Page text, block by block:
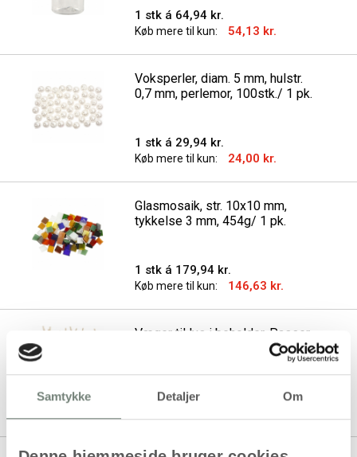
Samtykke Detaljer Om
1 stk á 64,94 kr.
Køb mere til kun: 54,13 kr.
Voksperler, diam. 5 mm, hulstr.
0,7 mm, perlemor, 100stk./ 1 pk.
1 stk á 29,94 kr.
Køb mere til kun: 24,00 kr.
Glasmosaik, str. 10x10 mm,
tykkelse 3 mm, 454g/ 1 pk.
1 stk á 179,94 kr.
Køb mere til kun: 146,63 kr.
Væger til lys i beholder, Passer
til beholdere på 20-65 mm i
diam., L: 110 mm, tykkelse 2 mm,
10 stk./ 1 pk.
1 stk á 37,94 kr.